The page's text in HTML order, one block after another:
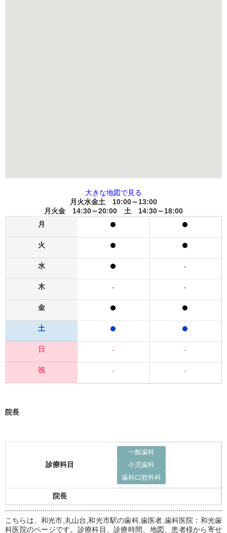
大きな地図で見る
月火水金土 10:00～13:00
月火金 14:30～20:00 土 14:30～18:00
月
火
水
木
金
土
日
祝
-
-
-
-
-
-
-
院長
診療科目
一般歯科
小児歯科
歯科口腔外科
院長
こちらは、和光市,丸山台,和光市駅の歯科,歯医者,歯科医院：和光歯
科医院のページです。診療科目、診療時間、地図、患者様から寄せ